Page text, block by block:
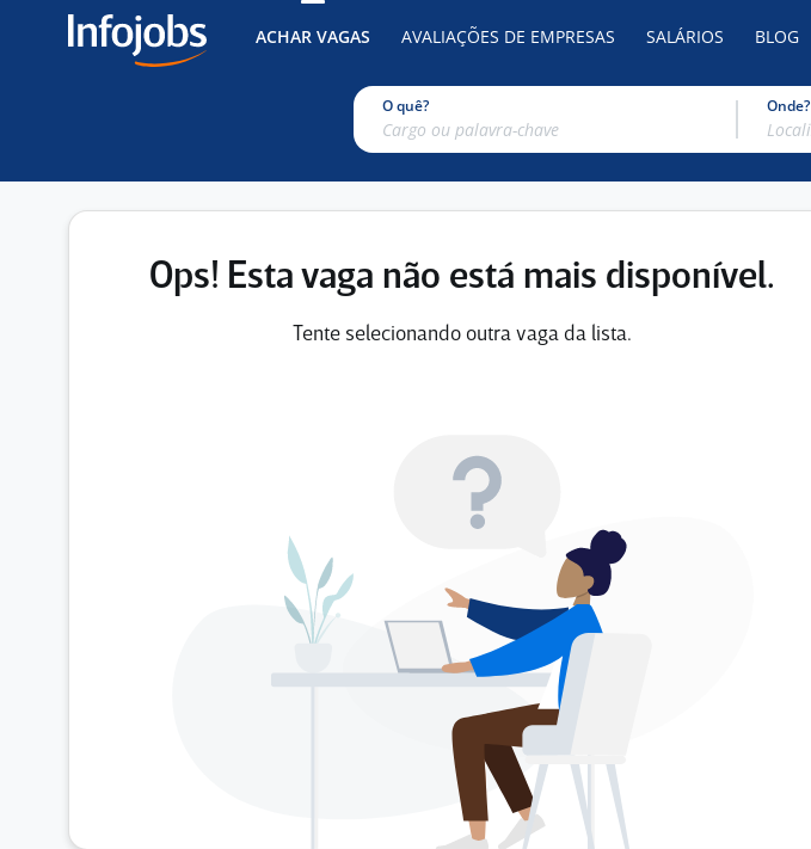
ACHAR VAGAS AVALIAÇÕES DE EMPRESAS SALÁRIOS BLOG
O quê? Onde?
Ops! Esta vaga não está mais disponível.
Tente selecionando outra vaga da lista.